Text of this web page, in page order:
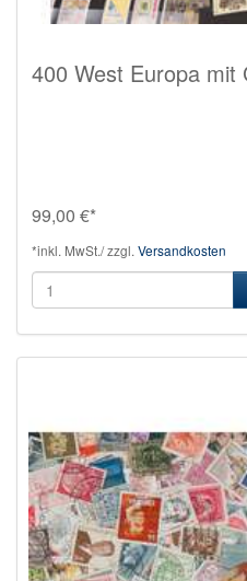
400 West Europa mit
99,00 €*
*inkl. MwSt./ zzgl. Versandkosten